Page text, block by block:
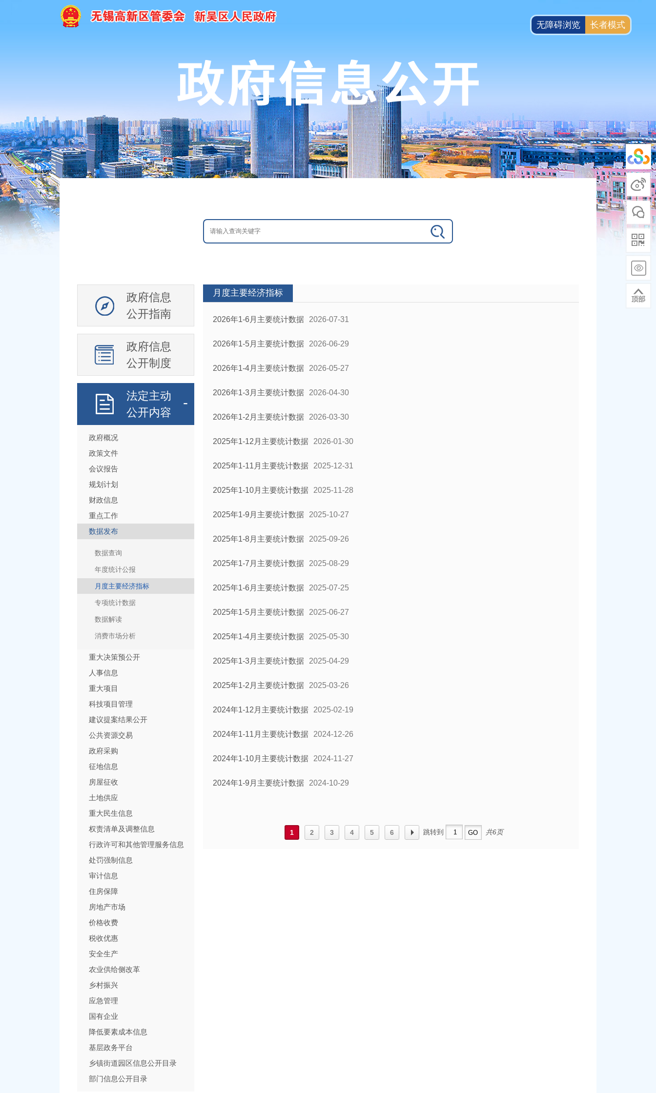
无障碍浏览 长者模式
政府信息
公开指南
政府信息
公开制度
法定主动
公开内容
政府概况
政策文件
会议报告
规划计划
财政信息
重点工作
数据发布
数据查询
年度统计公报
月度主要经济指标
专项统计数据
数据解读
消费市场分析
重大决策预公开
人事信息
重大项目
科技项目管理
建议提案结果公开
公共资源交易
政府采购
征地信息
房屋征收
土地供应
重大民生信息
权责清单及调整信息
行政许可和其他管理服务信息
处罚强制信息
审计信息
住房保障
房地产市场
价格收费
税收优惠
安全生产
农业供给侧改革
乡村振兴
应急管理
国有企业
降低要素成本信息
基层政务平台
乡镇街道园区信息公开目录
部门信息公开目录
月度主要经济指标
2026年1-6月主要统计数据 2026-07-31
2026年1-5月主要统计数据 2026-06-29
2026年1-4月主要统计数据 2026-05-27
2026年1-3月主要统计数据 2026-04-30
2026年1-2月主要统计数据 2026-03-30
2025年1-12月主要统计数据 2026-01-30
2025年1-11月主要统计数据 2025-12-31
2025年1-10月主要统计数据 2025-11-28
2025年1-9月主要统计数据 2025-10-27
2025年1-8月主要统计数据 2025-09-26
2025年1-7月主要统计数据 2025-08-29
2025年1-6月主要统计数据 2025-07-25
2025年1-5月主要统计数据 2025-06-27
2025年1-4月主要统计数据 2025-05-30
2025年1-3月主要统计数据 2025-04-29
2025年1-2月主要统计数据 2025-03-26
2024年1-12月主要统计数据 2025-02-19
2024年1-11月主要统计数据 2024-12-26
2024年1-10月主要统计数据 2024-11-27
2024年1-9月主要统计数据 2024-10-29
1 2 3 4 5 6 跳转到 共6页